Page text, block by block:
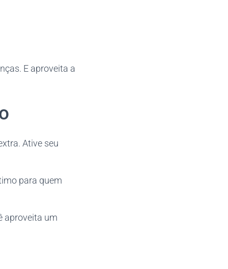
E aproveita a
Ative seu
para quem
aproveita um